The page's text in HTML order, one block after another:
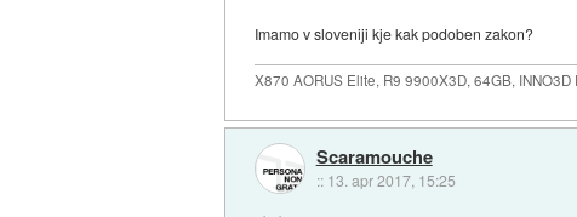
Imamo v sloveniji kje kak podoben zakon?
X870 AORUS Elite, R9 9900X3D, 64GB,
Scaramouche
:: 13. apr 2017, 15:25